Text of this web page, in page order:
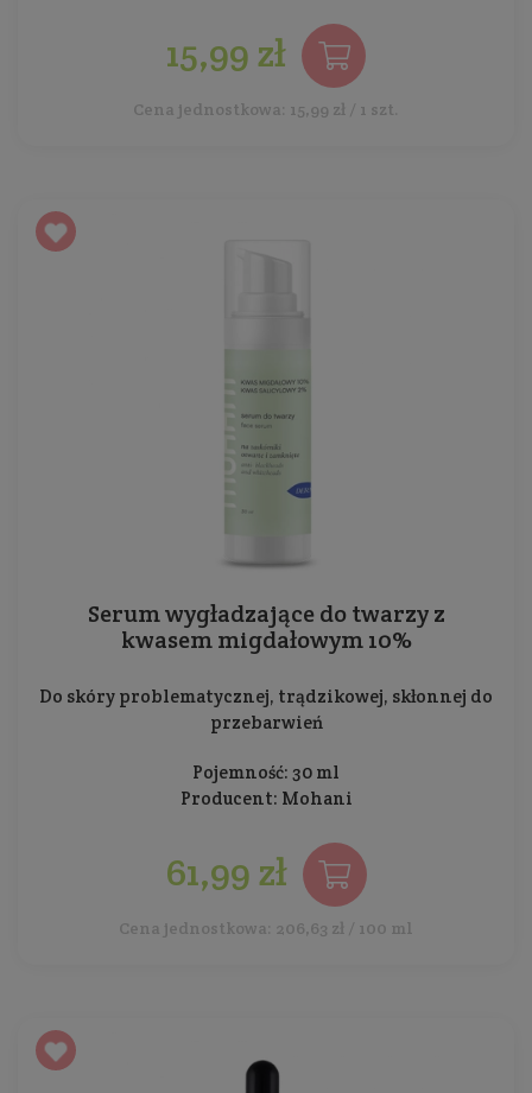
15,99 zł
Cena jednostkowa: 15,99 zł / 1 szt.
Serum wygładzające do twarzy z
kwasem migdałowym 10%
Do skóry problematycznej, trądzikowej, skłonnej do
przebarwień
Pojemność: 30 ml
Producent: Mohani
61,99 zł
Cena jednostkowa: 206,63 zł / 100 ml